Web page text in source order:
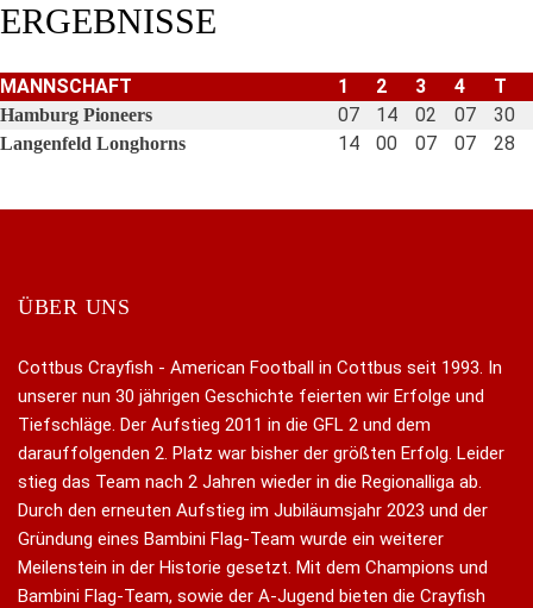
ERGEBNISSE
MANNSCHAFT 1 2 3 4 T
Hamburg Pioneers 07 14 02 07 30
Langenfeld Longhorns 14 00 07 07 28
ÜBER UNS
Cottbus Crayfish - American Football in Cottbus seit 1993. In
unserer nun 30 jährigen Geschichte feierten wir Erfolge und
Tiefschläge. Der Aufstieg 2011 in die GFL 2 und dem
darauffolgenden 2. Platz war bisher der größten Erfolg. Leider
stieg das Team nach 2 Jahren wieder in die Regionalliga ab.
Durch den erneuten Aufstieg im Jubiläumsjahr 2023 und der
Gründung eines Bambini Flag-Team wurde ein weiterer
Meilenstein in der Historie gesetzt. Mit dem Champions und
Bambini Flag-Team, sowie der A-Jugend bieten die Crayfish